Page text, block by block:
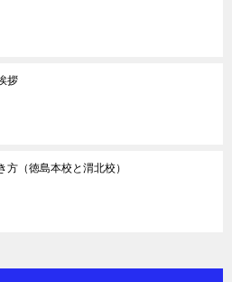
拶
方（徳島本校と渭北校）